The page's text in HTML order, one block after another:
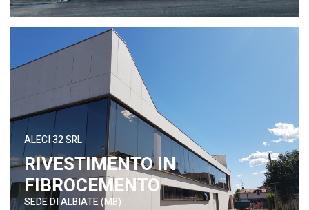
ALECI 32 SRL
RIVESTIMENTO IN
FIBROCEMENTO
SEDE DI ALBIATE (MB)